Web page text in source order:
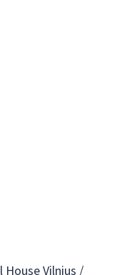
Vilnius /